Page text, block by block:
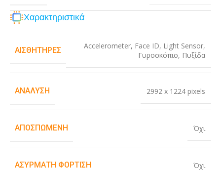
Χαρακτηριστικά
ΑΙΣΘΗΤΉΡΕΣ Accelerometer, Face ID, Light Sensor,
Γυροσκόπιο, Πυξίδα
ΑΝΆΛΥΣΗ 2992 x 1224 pixels
ΑΠΟΣΠΏΜΕΝΗ Όχι
ΑΣΎΡΜΑΤΗ ΦΌΡΤΙΣΗ Όχι